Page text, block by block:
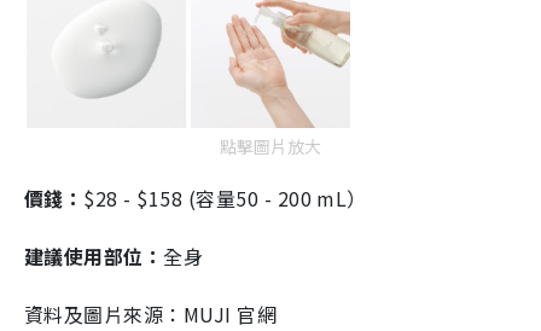
點擊圖片放大
價錢： $28 - $158 (容量50 - 200 mL）
建議使用部位：全身
資料及圖片來源：MUJI 官網